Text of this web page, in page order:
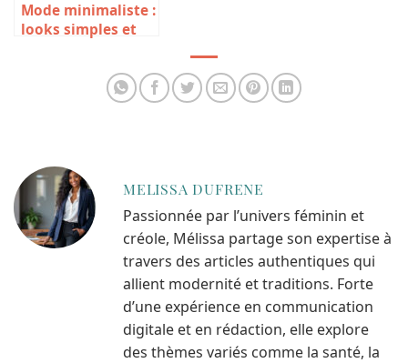
Mode minimaliste :
looks simples et
MELISSA DUFRENE
Passionnée par l’univers féminin et
créole, Mélissa partage son expertise à
travers des articles authentiques qui
allient modernité et traditions. Forte
d’une expérience en communication
digitale et en rédaction, elle explore
des thèmes variés comme la santé, la